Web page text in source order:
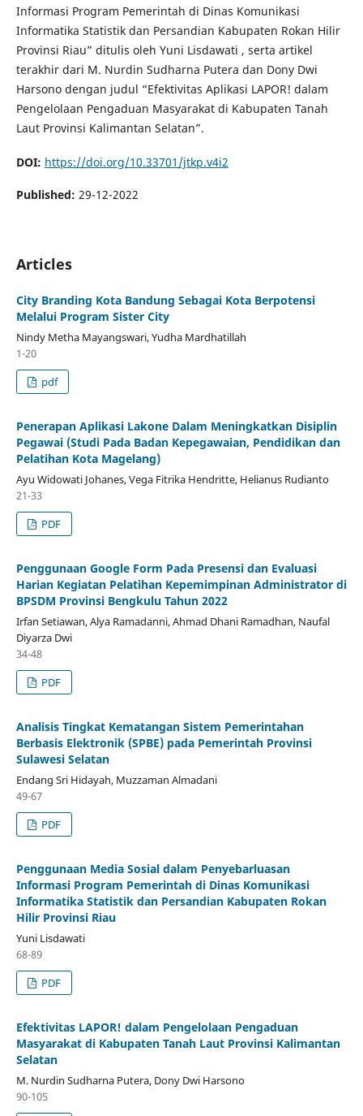
Informasi Program Pemerintah di Dinas Komunikasi
Informatika Statistik dan Persandian Kabupaten Rokan Hilir
Provinsi Riau” ditulis oleh Yuni Lisdawati , serta artikel
terakhir dari M. Nurdin Sudharna Putera dan Dony Dwi
Harsono dengan judul “Efektivitas Aplikasi LAPOR! dalam
Pengelolaan Pengaduan Masyarakat di Kabupaten Tanah
Laut Provinsi Kalimantan Selatan”.
DOI: https://doi.org/10.33701/jtkp.v4i2
Published: 29-12-2022
Articles
City Branding Kota Bandung Sebagai Kota Berpotensi
Melalui Program Sister City
Nindy Metha Mayangswari, Yudha Mardhatillah
1-20
pdf
Penerapan Aplikasi Lakone Dalam Meningkatkan Disiplin
Pegawai (Studi Pada Badan Kepegawaian, Pendidikan dan
Pelatihan Kota Magelang)
Ayu Widowati Johanes, Vega Fitrika Hendritte, Helianus Rudianto
21-33
PDF
Penggunaan Google Form Pada Presensi dan Evaluasi
Harian Kegiatan Pelatihan Kepemimpinan Administrator di
BPSDM Provinsi Bengkulu Tahun 2022
Irfan Setiawan, Alya Ramadanni, Ahmad Dhani Ramadhan, Naufal
Diyarza Dwi
34-48
PDF
Analisis Tingkat Kematangan Sistem Pemerintahan
Berbasis Elektronik (SPBE) pada Pemerintah Provinsi
Sulawesi Selatan
Endang Sri Hidayah, Muzzaman Almadani
49-67
PDF
Penggunaan Media Sosial dalam Penyebarluasan
Informasi Program Pemerintah di Dinas Komunikasi
Informatika Statistik dan Persandian Kabupaten Rokan
Hilir Provinsi Riau
Yuni Lisdawati
68-89
PDF
Efektivitas LAPOR! dalam Pengelolaan Pengaduan
Masyarakat di Kabupaten Tanah Laut Provinsi Kalimantan
Selatan
M. Nurdin Sudharna Putera, Dony Dwi Harsono
90-105